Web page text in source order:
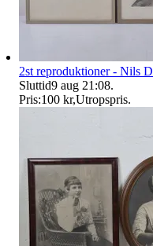
2st reproduktioner - Nils
Sluttid9 aug 21:08.
Pris:100 kr,Utropspris.